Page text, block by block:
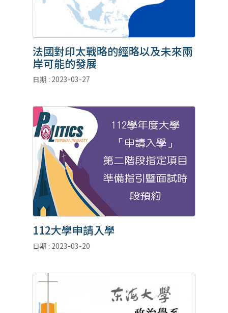
法國對印太戰略的經略以及未來兩
岸可能的發展
日期 : 2023-03-27
112大學申請入學
日期 : 2023-03-20